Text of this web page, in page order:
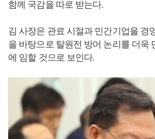
함께 국감을 따로 받는다.
김 사장은 관료 시절과 민간기업을 경
을 바탕으로 탈원전 방어 논리를 더욱
에 임할 것으로 보인다.